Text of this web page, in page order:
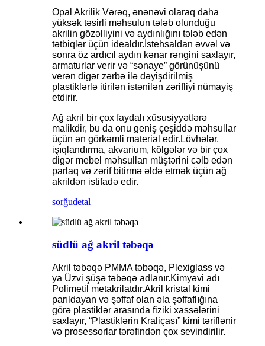
Opal Akrilik Vərəq, ənənəvi olaraq daha
yüksək təsirli məhsulun tələb olunduğu
akrilin gözəlliyini və aydınlığını tələb edən
tətbiqlər üçün idealdır.İstehsaldan əvvəl və
sonra öz ardıcıl aydın kənar rəngini saxlayır,
armaturlar verir və “sənaye” görünüşünü
verən digər zərbə ilə dəyişdirilmiş
plastiklərlə itirilən istənilən zərifliyi nümayiş
etdirir.
Ağ akril bir çox faydalı xüsusiyyətlərə
malikdir, bu da onu geniş çeşiddə məhsullar
üçün ən görkəmli material edir.Lövhələr,
işıqlandırma, akvarium, kölgələr və bir çox
digər mebel məhsulları müştərini cəlb edən
parlaq və zərif bitirmə əldə etmək üçün ağ
akrildən istifadə edir.
sorğudetal
südlü ağ akril təbəqə
Akril təbəqə PMMA təbəqə, Plexiglass və
ya Üzvi şüşə təbəqə adlanır.Kimyəvi adı
Polimetil metakrilatdır.Akril kristal kimi
parıldayan və şəffaf olan əla şəffaflığına
görə plastiklər arasında fiziki xassələrini
saxlayır, “Plastiklərin Kraliçası” kimi təriflənir
və prosessorlar tərəfindən çox sevindirilir.